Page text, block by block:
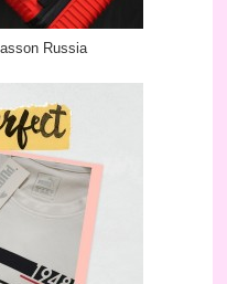
Russia